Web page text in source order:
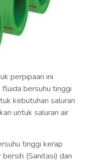
perpipaan ini
bersuhu tinggi
kebutuhan saluran
untuk saluran air
tinggi kerap
(Sanitasi) dan